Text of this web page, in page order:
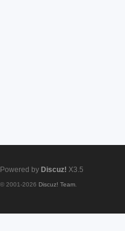
Powered by Discuz! X3.5
© 2001-2026 Discuz! Team